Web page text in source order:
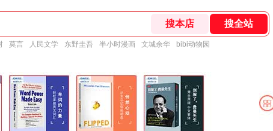
莫言 人民文学 东野圭吾 半小时漫画 文城余华 bibi动物园